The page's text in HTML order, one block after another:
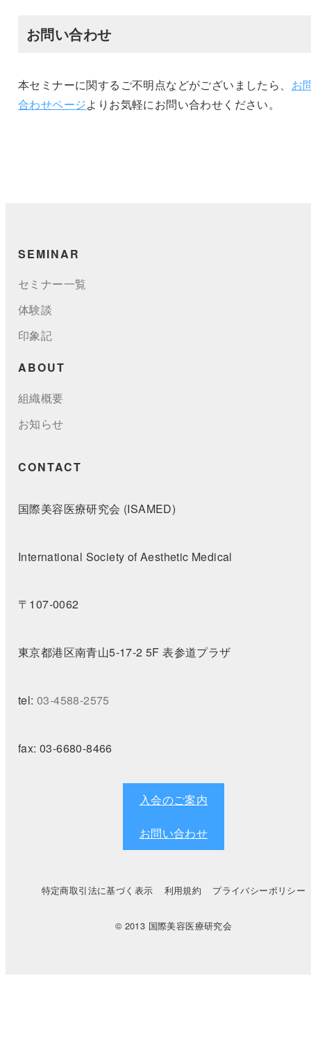
お問い合わせ
本セミナーに関するご不明点などがございましたら、 お
合わせページよりお気軽にお問い合わせください。
SEMINAR
セミナー一覧
体験談
印象記
ABOUT
組織概要
お知らせ
CONTACT
国際美容医療研究会 (ISAMED)
International Society of Aesthetic Medical
〒107-0062
東京都港区南青山5-17-2 5F 表参道プラザ
tel: 03-4588-2575
fax: 03-6680-8466
入会のご案内
お問い合わせ
特定商取引法に基づく表示 利用規約 プライバシーポリシー
© 2013 国際美容医療研究会